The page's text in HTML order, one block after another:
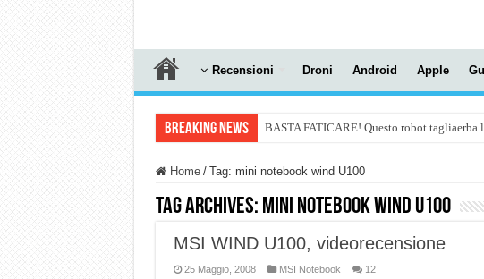
Recensioni Droni Android Apple
Breaking News BASTA FATICARE! Questo robot
Dashcam 70mai A810 Lite: Piccola, 4K e
NON Crederai a quanta LUCE fa questa
Cecotec Millor, recensione della mountain
Home / Tag: mini notebook wind U100
Tag Archives: mini notebook wind U100
MSI WIND U100, videorecensione
25 Maggio, 2008 MSI Notebook 12